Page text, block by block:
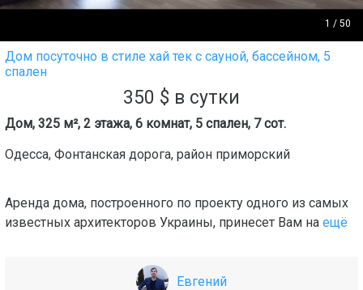
1 / 50
Дом посуточно в стиле хай тек с сауной, бассейном, 5
спален
350 $ в сутки
Дом, 325 м², 2 этажа, 6 комнат, 5 спален, 7 сот.
Одесса, Фонтанская дорога, район приморский
Аренда дома, построенного по проекту одного из самых
известных архитекторов Украины, принесет Вам на ещё
Евгений